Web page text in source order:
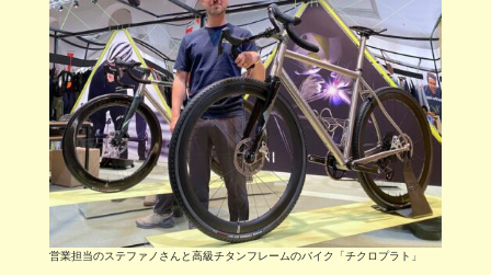
営業担当のステファノさんと高級チタンフレームのバイク「チクロプラト」